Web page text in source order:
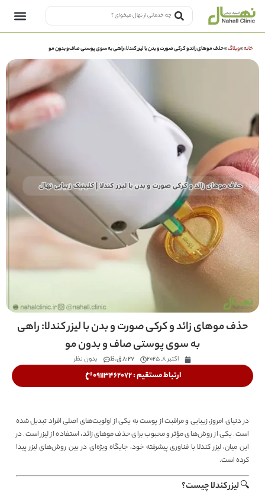
خانه»وبلاگ»حذف موهای زائد و کرکی صورت و بدن با لیزر کندلا: راهی به سوی پوستی صاف و بدون مو
حذف موهای زائد و کرکی صورت و بدن با لیزر کندلا: راهی
به سوی پوستی صاف و بدون مو
اکتبر 8, 2025 8:27 ق.ظ بدون نظر
ارتباط مستقیم : 09113462072
در دنیای امروز، زیبایی و مراقبت از پوست به یکی از اولویت‌های اصلی افراد تبدیل شده
است. یکی از روش‌های مؤثر و محبوب برای حذف موهای زائد، استفاده از لیزر است. در
این میان، لیزر کندلا با فناوری پیشرفته خود، جایگاه ویژه‌ای در بین روش‌های لیزر پیدا
کرده است.
🔍 لیزر کندلا چیست؟